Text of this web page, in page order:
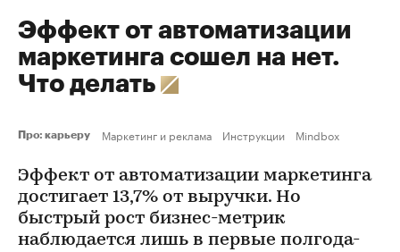
Эффект от автоматизации
маркетинга сошел на нет.
Что делать
Про: карьеру Маркетинг и реклама Инструкции Mindbox
Эффект от автоматизации маркетинга
достигает 13,7% от выручки. Но
быстрый рост бизнес-метрик
наблюдается лишь в первые полгода-